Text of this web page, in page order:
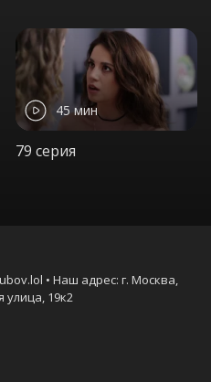
45 мин
79 серия
• Наш адрес: г. Москва,
улица, 19к2